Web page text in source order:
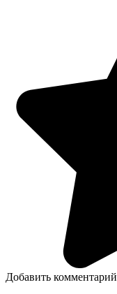
Добавить комментарий